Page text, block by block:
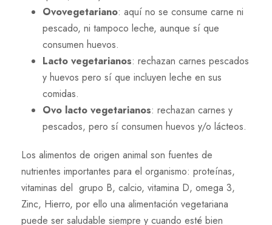
Ovovegetariano: aquí no se consume carne ni
pescado, ni tampoco leche, aunque sí que
consumen huevos.
Lacto vegetarianos: rechazan carnes pescados
y huevos pero sí que incluyen leche en sus
comidas.
Ovo lacto vegetarianos: rechazan carnes y
pescados, pero sí consumen huevos y/o lácteos.
Los alimentos de origen animal son fuentes de
nutrientes importantes para el organismo: proteínas,
vitaminas del grupo B, calcio, vitamina D, omega 3,
Zinc, Hierro, por ello una alimentación vegetariana
puede ser saludable siempre y cuando esté bien